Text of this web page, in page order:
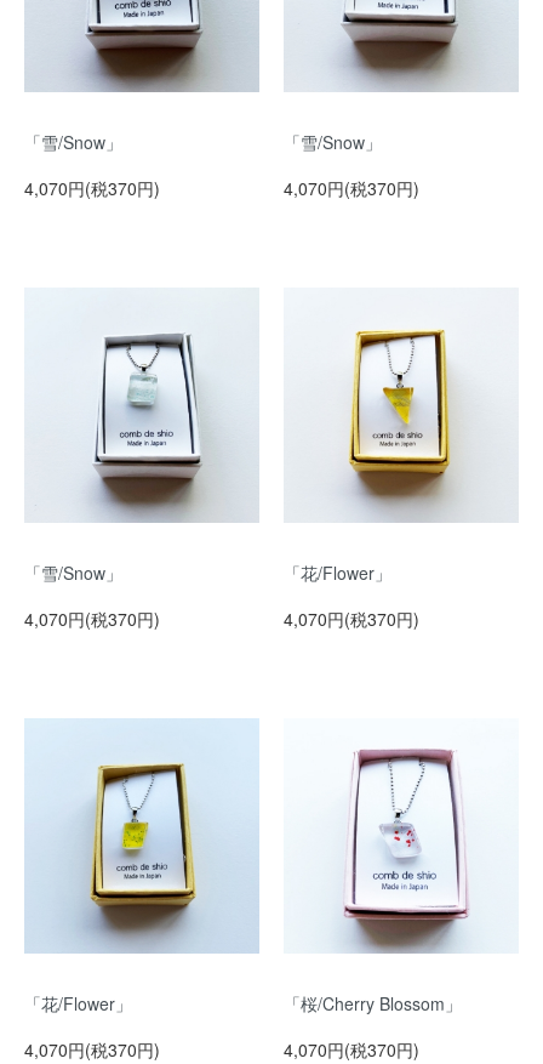
「雪/Snow」
4,070円(税370円)
「雪/Snow」
4,070円(税370円)
「雪/Snow」
4,070円(税370円)
「花/Flower」
4,070円(税370円)
「花/Flower」
4,070円(税370円)
「桜/Cherry Blossom」
4,070円(税370円)